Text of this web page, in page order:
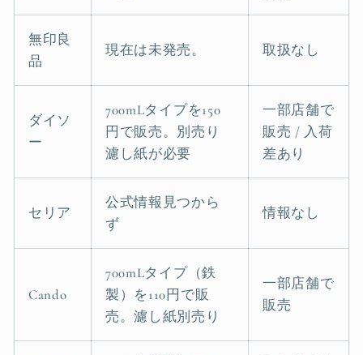
無印良
品
現在は未発売。 取扱なし
ダイソ
ー
700mLタイプを150
円で販売。別売り
濾し紙が必要
一部店舗で
販売 / 入荷
差あり
セリア
公式情報見つから
ず
情報なし
Cando
700mLタイプ（鉄
製）を110円で販
売。濾し紙別売り
一部店舗で
販売